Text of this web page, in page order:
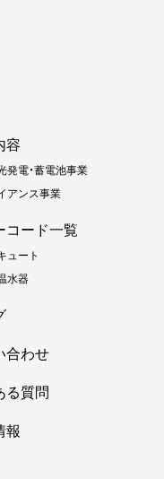
容
発電・蓄電池事業
アンス事業
コード一覧
ュート
水器
合わせ
る質問
報